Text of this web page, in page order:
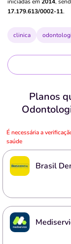
17.179.613/0002-11.
clinica
Planos
É necessária a
saúde
Brasil